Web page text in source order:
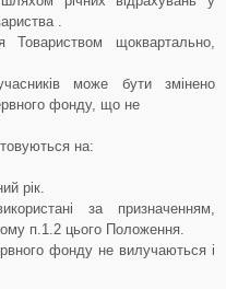
.
Товариством щоквартально,
може бути змінено
фонду, що не
на:
рік.
за призначенням,
п.1.2 цього Положення.
фонду не вилучаються і